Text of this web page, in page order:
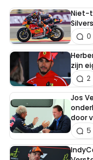
Niet-
0
zijn
2
Jos
door
5